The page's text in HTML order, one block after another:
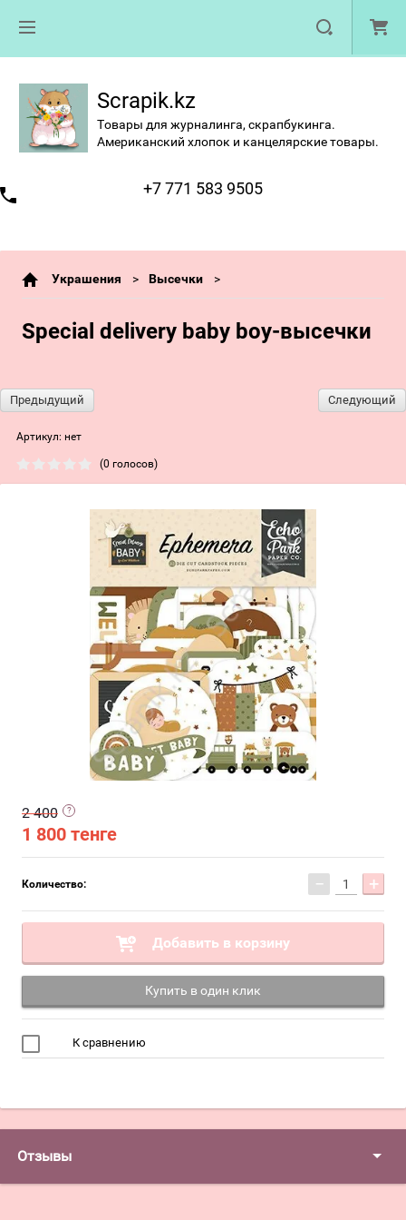
Scrapik.kz
Товары для журналинга, скрапбукинга.
Американский хлопок и канцелярские товары.
+7 771 583 9505
Украшения Высечки
Special delivery baby boy-высечки
Предыдущий Следующий
Артикул: нет
(0 голосов)
2 400
1 800 тенге
Количество: − +
Добавить в корзину
Купить в один клик
К сравнению
Отзывы